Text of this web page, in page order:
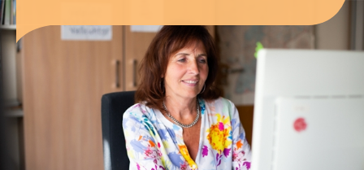
Karriere
Leichte Sprache